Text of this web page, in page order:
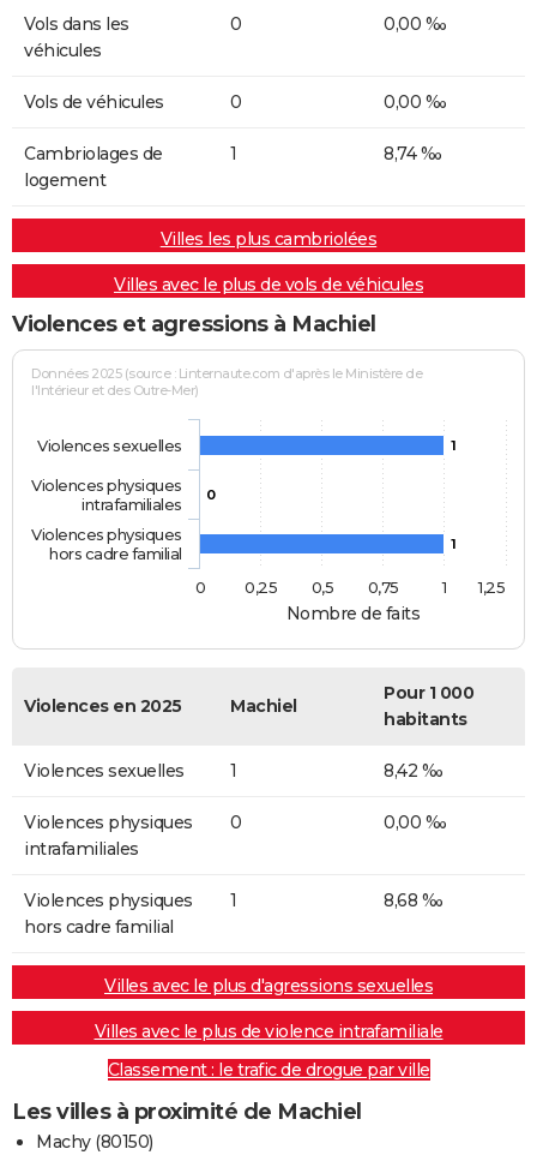
Vols dans les
véhicules
0 0,00 ‰
Vols de véhicules 0 0,00 ‰
Cambriolages de
logement
1 8,74 ‰
Villes les plus cambriolées
Villes avec le plus de vols de véhicules
Violences et agressions à Machiel
Nombre de faits
Données 2025 (source : Linternaute.com d'après le Ministère de
l'Intérieur et des Outre-Mer)
1
0
1
Violences sexuelles
Violences physiques
intrafamiliales
Violences physiques
hors cadre familial
0
1
0,25 0,5 0,75 1,25
Violences en 2025 Machiel
Pour 1 000
habitants
Violences sexuelles 1 8,42 ‰
Violences physiques
intrafamiliales
0 0,00 ‰
Violences physiques
hors cadre familial
1 8,68 ‰
Villes avec le plus d'agressions sexuelles
Villes avec le plus de violence intrafamiliale
Classement : le trafic de drogue par ville
Les villes à proximité de Machiel
Machy (80150)